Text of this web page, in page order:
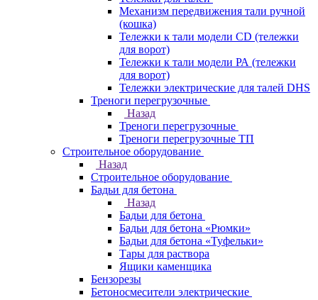
Механизм передвижения тали ручной
(кошка)
Тележки к тали модели CD (тележки
для ворот)
Тележки к тали модели РА (тележки
для ворот)
Тележки электрические для талей DHS
Треноги перегрузочные
Назад
Треноги перегрузочные
Треноги перегрузочные ТП
Строительное оборудование
Назад
Строительное оборудование
Бадьи для бетона
Назад
Бадьи для бетона
Бадьи для бетона «Рюмки»
Бадьи для бетона «Туфельки»
Тары для раствора
Ящики каменщика
Бензорезы
Бетоносмесители электрические